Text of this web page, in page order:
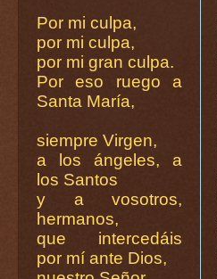
Por mi culpa,
por mi culpa,
por mi gran culpa.
Por eso ruego a
Santa María,
siempre Virgen,
a los ángeles, a
los Santos
y a vosotros,
hermanos,
que intercedáis
por mí ante Dios,